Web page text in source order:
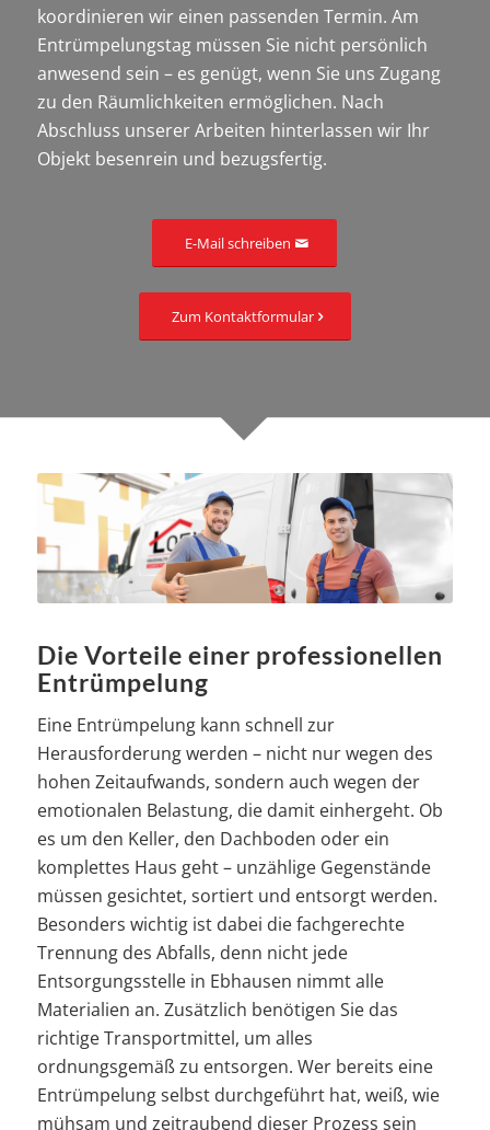
koordinieren wir einen passenden Termin. Am
Entrümpelungstag müssen Sie nicht persönlich
anwesend sein – es genügt, wenn Sie uns Zugang
zu den Räumlichkeiten ermöglichen. Nach
Abschluss unserer Arbeiten hinterlassen wir Ihr
Objekt besenrein und bezugsfertig.
E-Mail schreiben
Zum Kontaktformular
Die Vorteile einer professionellen
Entrümpelung
Eine Entrümpelung kann schnell zur
Herausforderung werden – nicht nur wegen des
hohen Zeitaufwands, sondern auch wegen der
emotionalen Belastung, die damit einhergeht. Ob
es um den Keller, den Dachboden oder ein
komplettes Haus geht – unzählige Gegenstände
müssen gesichtet, sortiert und entsorgt werden.
Besonders wichtig ist dabei die fachgerechte
Trennung des Abfalls, denn nicht jede
Entsorgungsstelle in Ebhausen nimmt alle
Materialien an. Zusätzlich benötigen Sie das
richtige Transportmittel, um alles
ordnungsgemäß zu entsorgen. Wer bereits eine
Entrümpelung selbst durchgeführt hat, weiß, wie
mühsam und zeitraubend dieser Prozess sein